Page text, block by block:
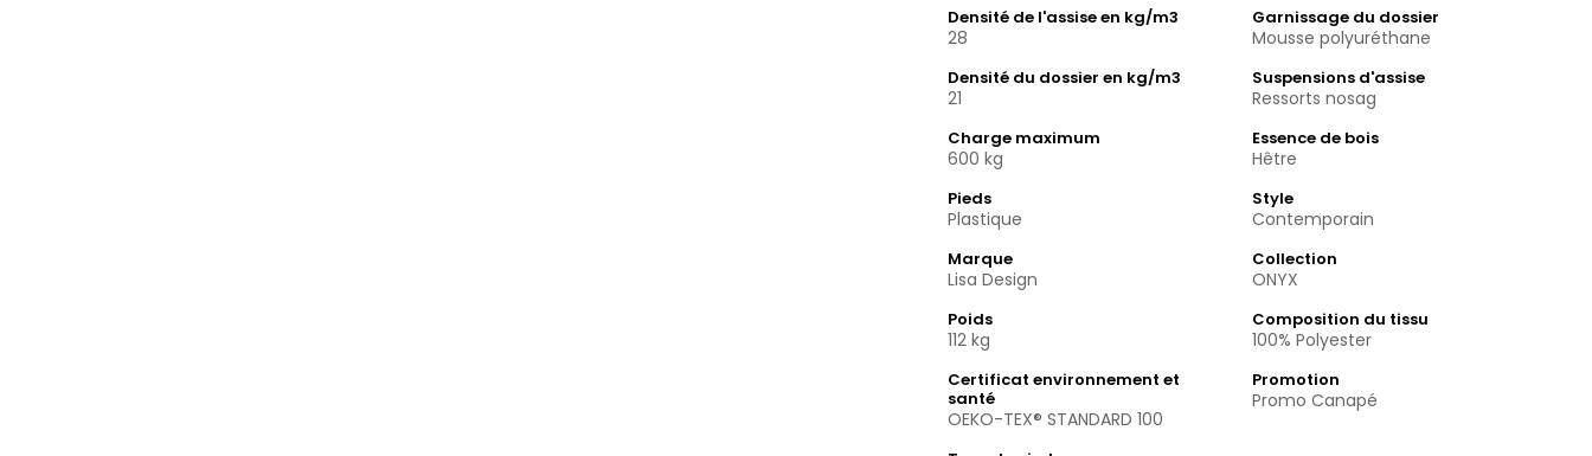
Densité de l'assise en kg/m3
28
Garnissage du dossier
Mousse polyuréthane
Densité du dossier en kg/m3
21
Suspensions d'assise
Ressorts nosag
Charge maximum
600 kg
Essence de bois
Hêtre
Pieds
Plastique
Style
Contemporain
Marque
Lisa Design
Collection
ONYX
Poids
112 kg
Composition du tissu
100% Polyester
Certificat environnement et
santé
OEKO-TEX® STANDARD 100
Promotion
Promo Canapé